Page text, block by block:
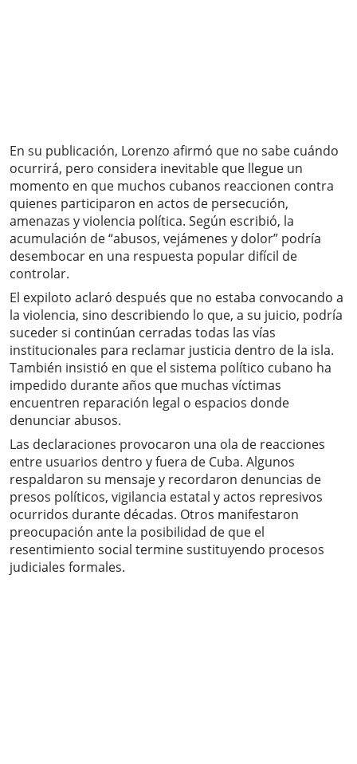
En su publicación, Lorenzo afirmó que no sabe cuándo
ocurrirá, pero considera inevitable que llegue un
momento en que muchos cubanos reaccionen contra
quienes participaron en actos de persecución,
amenazas y violencia política. Según escribió, la
acumulación de “abusos, vejámenes y dolor” podría
desembocar en una respuesta popular difícil de
controlar.
El expiloto aclaró después que no estaba convocando a
la violencia, sino describiendo lo que, a su juicio, podría
suceder si continúan cerradas todas las vías
institucionales para reclamar justicia dentro de la isla.
También insistió en que el sistema político cubano ha
impedido durante años que muchas víctimas
encuentren reparación legal o espacios donde
denunciar abusos.
Las declaraciones provocaron una ola de reacciones
entre usuarios dentro y fuera de Cuba. Algunos
respaldaron su mensaje y recordaron denuncias de
presos políticos, vigilancia estatal y actos represivos
ocurridos durante décadas. Otros manifestaron
preocupación ante la posibilidad de que el
resentimiento social termine sustituyendo procesos
judiciales formales.